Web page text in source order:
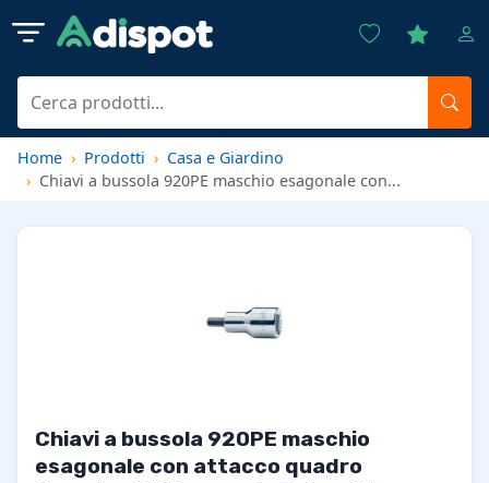
Home Prodotti
Casa e Giardino
Chiavi a bussola 920PE maschio esagonale con...
Chiavi a bussola 920PE maschio
esagonale con attacco quadro